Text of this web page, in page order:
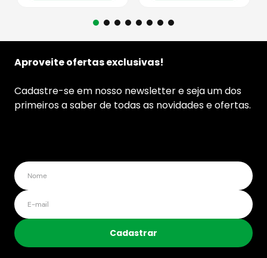
Aproveite ofertas exclusivas!
Cadastre-se em nosso newsletter e seja um dos
primeiros a saber de todas as novidades e ofertas.
Cadastrar